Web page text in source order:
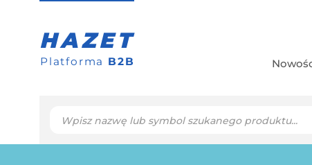
HAZET
Platforma B2B